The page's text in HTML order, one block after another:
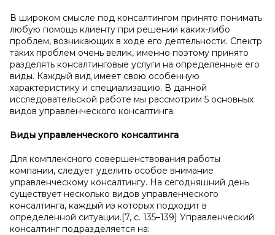
В широком смысле под консалтингом принято понимать
любую помощь клиенту при решении каких-либо
проблем, возникающих в ходе его деятельности. Спектр
таких проблем очень велик, именно поэтому принято
разделять консалтинговые услуги на определенные его
виды. Каждый вид имеет свою особенную
характеристику и специализацию. В данной
исследовательской работе мы рассмотрим 5 основных
видов управленческого консалтинга.
Виды управленческого консалтинга
Для комплексного совершенствования работы
компании, следует уделить особое внимание
управленческому консалтингу. На сегодняшний день
существует несколько видов управленческого
консалтинга, каждый из которых подходит в
определенной ситуации.[7, с. 135–139] Управленческий
консалтинг подразделяется на: